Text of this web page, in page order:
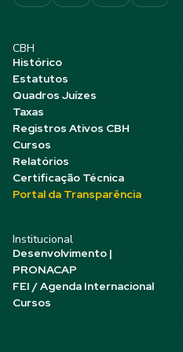
CBH
Histórico
Estatutos
Quadros Juízes
Taxas
Registros Ativos CBH
Cursos
Relatórios
Certificação Técnica
Portal da Transparência
Institucional
Desenvolvimento |
PRONACAP
FEI / Agenda Internacional
Cursos